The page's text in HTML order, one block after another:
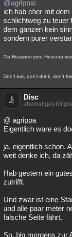
@agrippa:
ich hab eher mit
schlichtweg zu teuer
dem ganzen kein
sondern purer
Tla Heavpes yotu Heacora
Don't eat, don't drink, don't
Disc
ehemaliges
@ agrippa
Eigentlich ware es
ja, eigentlich schon.
weit denke ich, da
Hab gestern ein
zutrifft.
Und zwar ist eine
und alle paar meter
falsche Seite fährt.
So, bin morgens zur